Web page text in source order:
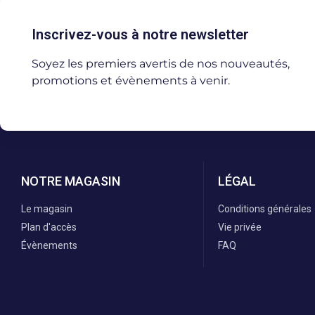
Inscrivez-vous à notre newsletter
Soyez les premiers avertis de nos nouveautés,
promotions et évènements à venir.
NOTRE MAGASIN
Le magasin
Plan d'accès
Évènements
LÉGAL
Conditions générales
Vie privée
FAQ